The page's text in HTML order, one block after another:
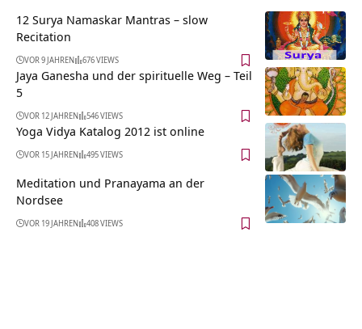
12 Surya Namaskar Mantras – slow
Recitation
VOR 9 JAHREN 676 VIEWS
Jaya Ganesha und der spirituelle Weg – Teil
5
VOR 12 JAHREN 546 VIEWS
Yoga Vidya Katalog 2012 ist online
VOR 15 JAHREN 495 VIEWS
Meditation und Pranayama an der
Nordsee
VOR 19 JAHREN 408 VIEWS